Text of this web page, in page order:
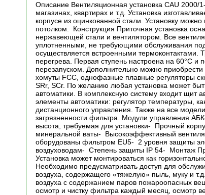
Описание Вентиляционная установка CAU
магазинах, квартирах и т.д. Установка
корпусе из оцинкованной стали. Установку
потолком. Конструкция Приточная установка
нержавеющей стали и вентилятором. Все
уплотненными, не требующими обслуживания
осуществляется встроенными термоконтактами.
перегрева. Первая ступень настроена на 60°С и
перезапуском. Дополнительно можно
хомуты FCC, однофазные плавные регуляторы
SRr, SCr. По желанию любая установка может
автоматики. В комплексную систему входит щит
элементы автоматики: регулятор температуры,
дистанционного управления. Также на все
загрязненности фильтра. Модули управления
высота, требуемая для установки- Прочный
минеральной ваты- Высокоэффективный
оборудованы фильтром EU5- 2 уровня защиты
воздуховодам- Степень защиты IP 54- Монтаж
Установка может монтироваться как
Необходимо предусматривать доступ для
воздуха, содержащего «тяжелую» пыль, муку и
воздуха с содержанием паров пожароопасных
осмотр и чистку фильтра каждый месяц, осмотр